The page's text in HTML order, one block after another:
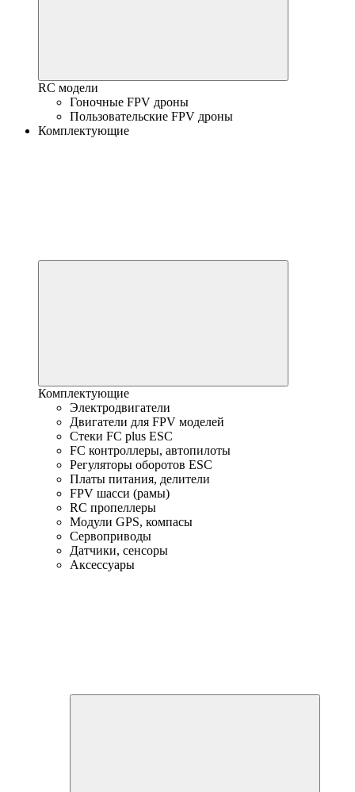
RC модели
Гоночные FPV дроны
Пользовательские FPV дроны
Комплектующие
Комплектующие
Электродвигатели
Двигатели для FPV моделей
Стеки FC plus ESC
FC контроллеры, автопилоты
Регуляторы оборотов ESC
Платы питания, делители
FPV шасси (рамы)
RC пропеллеры
Модули GPS, компасы
Сервоприводы
Датчики, сенсоры
Аксессуары